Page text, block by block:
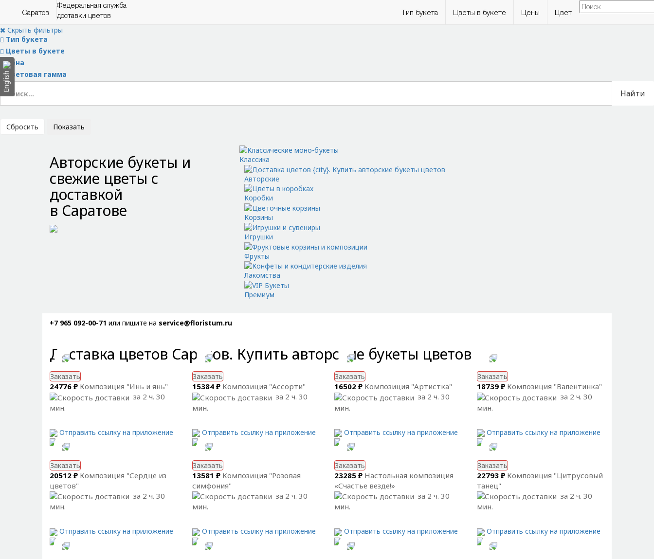
Саратов
Федеральная служба
доставки цветов
Тип букета Цветы в букете Цены Цвет
Скрыть фильтры
Тип букета
Цветы в букете
Цена
Цветовая гамма
Найти
Сбросить Показать
Авторские букеты и
свежие цветы с
доставкой
в Саратове
Классика
Авторские
Коробки
Корзины
Игрушки
Фрукты
Лакомства
Премиум
+7 965 092-00-71 или пишите на service@floristum.ru
Доставка цветов Саратов. Купить авторские букеты цветов
Заказать
24776 ₽ Композиция "Инь и янь"
за 2 ч. 30
мин.
Отправить ссылку на приложение
Заказать
15384 ₽ Композиция "Ассорти"
за 2 ч. 30
мин.
Отправить ссылку на приложение
Заказать
16502 ₽ Композиция "Артистка"
за 2 ч. 30
мин.
Отправить ссылку на приложение
Заказать
18739 ₽ Композиция "Валентинка"
за 2 ч. 30
мин.
Отправить ссылку на приложение
Заказать
20512 ₽ Композиция "Сердце из
цветов"
за 2 ч. 30
мин.
Отправить ссылку на приложение
Заказать
13581 ₽ Композиция "Розовая
симфония"
за 2 ч. 30
мин.
Отправить ссылку на приложение
Заказать
23285 ₽ Настольная композиция
«Счастье везде!»
за 2 ч. 30
мин.
Отправить ссылку на приложение
Заказать
22793 ₽ Композиция "Цитрусовый
танец"
за 2 ч. 30
мин.
Отправить ссылку на приложение
English